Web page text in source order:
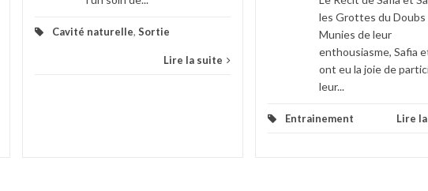
Cavité naturelle, Sortie
Lire la suite
les Grottes du Doubs
Munies de leur
enthousiasme, Safia
ont eu la joie de
leur...
Entrainement Lire